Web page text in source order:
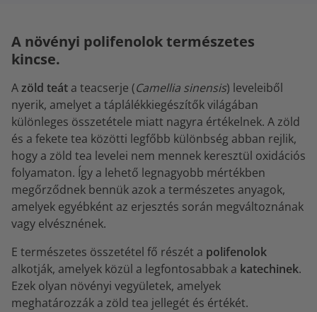
A növényi polifenolok természetes
kincse.
Azöld teát a teacserje (Camellia sinensis) leveleiből
nyerik, amelyet a táplálékkiegészítők világában
különleges összetétele miatt nagyra értékelnek. A zöld
és a fekete tea közötti legfőbb különbség abban rejlik,
hogy a zöld tea levelei nem mennek keresztül oxidációs
folyamaton. Így a lehető legnagyobb mértékben
megőrződnek bennük azok a természetes anyagok,
amelyek egyébként az erjesztés során megváltoznának
vagy elvésznének.
E természetes összetétel fő részét a polifenolok
alkotják, amelyek közül a legfontosabbak a katechinek.
Ezek olyan növényi vegyületek, amelyek
meghatározzák a zöld tea jellegét és értékét.